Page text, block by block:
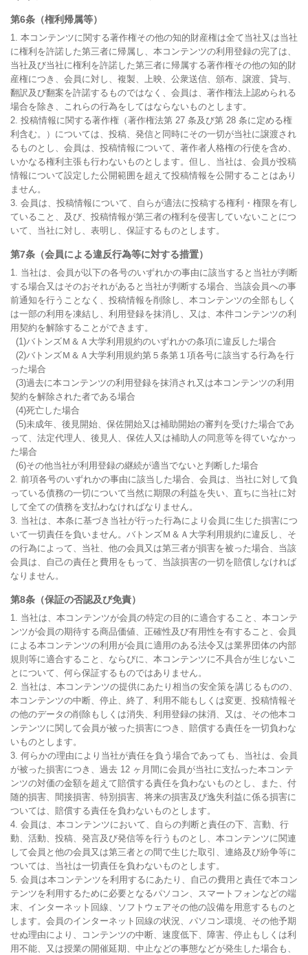
第6条（権利帰属等）
1. 本コンテンツに関する著作権その他の知的財産権は全て当社又は当社
に権利を許諾した第三者に帰属し、本コンテンツの利用登録の完了は、
当社及び当社に権利を許諾した第三者に帰属する著作権その他の知的財
産権につき、会員に対し、複製、上映、公衆送信、頒布、譲渡、貸与、
翻訳及び翻案を許諾するものではなく、会員は、著作権法上認められる
場合を除き、これらの行為をしてはならないものとします。
2. 投稿情報に関する著作権（著作権法第 27 条及び第 28 条に定める権
利含む。）については、投稿、発信と同時にその一切が当社に譲渡され
るものとし、会員は、投稿情報について、著作者人格権の行使を含め、
いかなる権利主張も行わないものとします。但し、当社は、会員が投稿
情報について設定した公開範囲を超えて投稿情報を公開することはあり
ません。
3. 会員は、投稿情報について、自らが適法に投稿する権利・権限を有し
ていること、及び、投稿情報が第三者の権利を侵害していないことにつ
いて、当社に対し、表明し、保証するものとします。
第7条（会員による違反行為等に対する措置）
1. 当社は、会員が以下の各号のいずれかの事由に該当すると当社が判断
する場合又はそのおそれがあると当社が判断する場合、当該会員への事
前通知を行うことなく、投稿情報を削除し、本コンテンツの全部もしく
は一部の利用を凍結し、利用登録を抹消し、又は、本件コンテンツの利
用契約を解除することができます。
った場合
契約を解除された者である場合
って、法定代理人、後見人、保佐人又は補助人の同意等を得ていなかっ
た場合
2. 前項各号のいずれかの事由に該当した場合、会員は、当社に対して負
っている債務の一切について当然に期限の利益を失い、直ちに当社に対
して全ての債務を支払わなければなりません。
3. 当社は、本条に基づき当社が行った行為により会員に生じた損害につ
いて一切責任を負いません。バトンズＭ＆Ａ大学利用規約に違反し、そ
の行為によって、当社、他の会員又は第三者が損害を被った場合、当該
会員は、自己の責任と費用をもって、当該損害の一切を賠償しなければ
なりません。
第8条（保証の否認及び免責）
1. 当社は、本コンテンツが会員の特定の目的に適合すること、本コンテ
ンツが会員の期待する商品価値、正確性及び有用性を有すること、会員
による本コンテンツの利用が会員に適用のある法令又は業界団体の内部
規則等に適合すること、ならびに、本コンテンツに不具合が生じないこ
とについて、何ら保証するものではありません。
2. 当社は、本コンテンツの提供にあたり相当の安全策を講じるものの、
本コンテンツの中断、停止、終了、利用不能もしくは変更、投稿情報そ
の他のデータの削除もしくは消失、利用登録の抹消、又は、その他本コ
ンテンツに関して会員が被った損害につき、賠償する責任を一切負わな
いものとします。
3. 何らかの理由により当社が責任を負う場合であっても、当社は、会員
が被った損害につき、過去 12 ヶ月間に会員が当社に支払った本コンテ
ンツの対価の金額を超えて賠償する責任を負わないものとし、また、付
随的損害、間接損害、特別損害、将来の損害及び逸失利益に係る損害に
ついては、賠償する責任を負わないものとします。
4. 会員は、本コンテンツにおいて、自らの判断と責任の下、言動、行
動、活動、投稿、発言及び発信等を行うものとし、本コンテンツに関連
して会員と他の会員又は第三者との間で生じた取引、連絡及び紛争等に
ついては、当社は一切責任を負わないものとします。
5. 会員は本コンテンツを利用するにあたり、自己の費用と責任で本コン
テンツを利用するために必要となるパソコン、スマートフォンなどの端
末、インターネット回線、ソフトウェアその他の設備を用意するものと
します。会員のインターネット回線の状況、パソコン環境、その他予期
せぬ理由により、コンテンツの中断、速度低下、障害、停止もしくは利
用不能、又は授業の開催延期、中止などの事態などが発生した場合も、